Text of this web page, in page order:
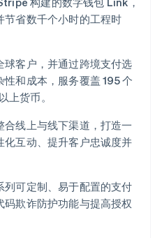
省数千个小时的工程时
球客户，并通过跨境支付选
和成本，服务覆盖 195 个
上货币。
合线上与线下渠道，打造一
互动、提升客户忠诚度并
列可定制、易于配置的支付
欺诈防护功能与提高授权